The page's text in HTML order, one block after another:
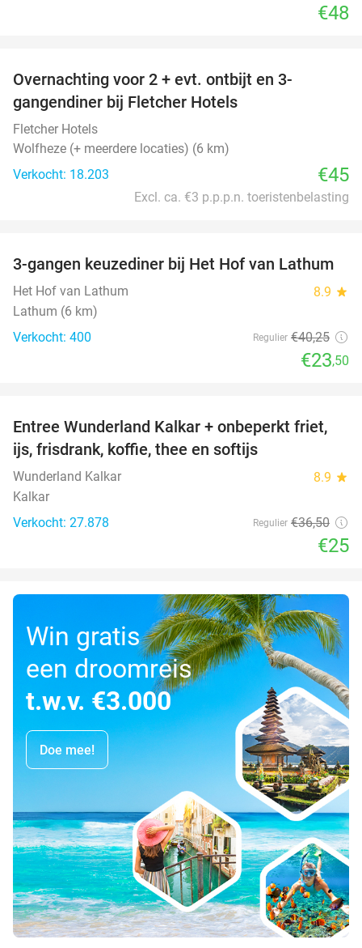
€48
Overnachting voor 2 + evt. ontbijt en 3-
gangendiner bij Fletcher Hotels
Fletcher Hotels
Wolfheze (+ meerdere locaties) (6 km)
Verkocht: 18.203
€45
Excl. ca. €3 p.p.p.n. toeristenbelasting
42%
3-gangen keuzediner bij Het Hof van Lathum
Het Hof van Lathum 8.9 star
Lathum (6 km)
Verkocht: 400
Regulier €40,25
€23,50
32%
Entree Wunderland Kalkar + onbeperkt friet,
ijs, frisdrank, koffie, thee en softijs
Wunderland Kalkar 8.9 star
Kalkar
Verkocht: 27.878
Regulier €36,50
€25
Win gratis
een droomreis
t.w.v. €3.000
Doe mee!